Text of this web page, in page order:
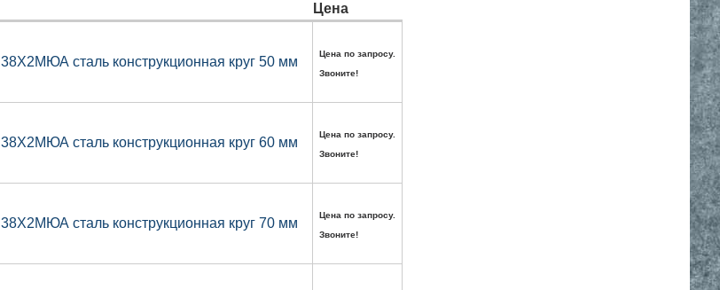
Цена
38Х2МЮА сталь конструкционная круг 50 мм
Цена по запросу.
Звоните!
38Х2МЮА сталь конструкционная круг 60 мм
Цена по запросу.
Звоните!
38Х2МЮА сталь конструкционная круг 70 мм
Цена по запросу.
Звоните!